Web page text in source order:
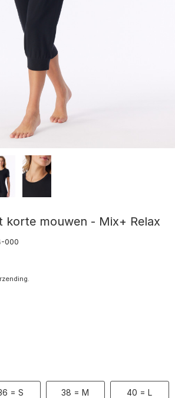
korte mouwen - Mix+ Relax
000
= S 38 = M 40 = L